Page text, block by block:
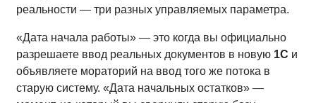
реальности — три разных управляемых параметра.
«Дата начала работы» — это когда вы официально
разрешаете ввод реальных документов в новую 1С и
объявляете мораторий на ввод того же потока в
старую систему. «Дата начальных остатков» —